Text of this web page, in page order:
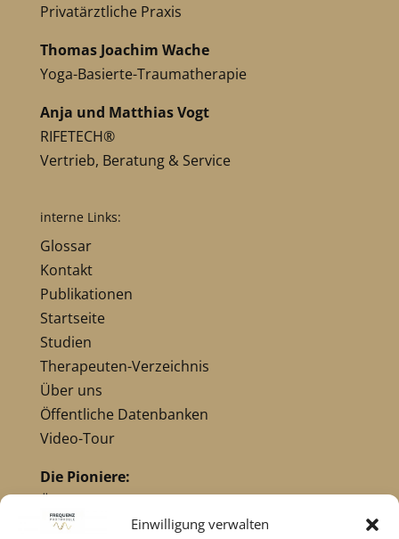
Einwilligung verwalten
Privatärztliche Praxis
Thomas Joachim Wache
Yoga-Basierte-Traumatherapie
Anja und Matthias Vogt
RIFETECH®
Vertrieb, Beratung & Service
interne Links:
Glossar
Kontakt
Publikationen
Startseite
Studien
Therapeuten-Verzeichnis
Über uns
Öffentliche Datenbanken
Video-Tour
Die Pioniere:
Übersicht Pioniere
Nikola Tesla